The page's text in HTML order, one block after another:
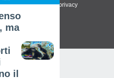
Impostazioni sulla privacy
Tutti i diritti riservati
ma
il